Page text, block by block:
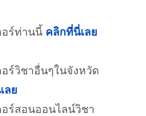
อร์ท่านนี้ คลิกที่นี่เลย
ร์วิชาอื่นๆในจังหวัด
ลย
ร์สอนออนไลน์วิชา